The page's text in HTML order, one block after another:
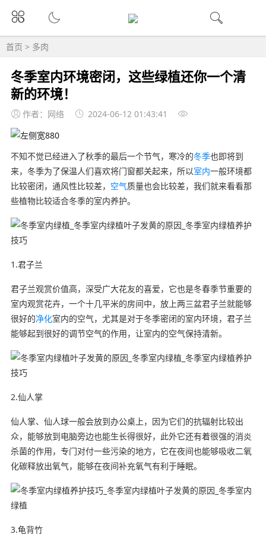
首页 > 多肉
冬季室内环境密闭，这些绿植还你一个清
新的环境！
作者：网络 2024-06-12 01:43:41
不知不觉已经进入了秋季的最后一个节气，寒冷的冬季也即将到
来，冬季为了保温人们喜欢将门窗都关起来，所以室内一般环境都
比较密闭，通风性比较差， 空气质量也会比较差，我们就来看看那
些植物比较适合冬季的室内养护。
1.君子兰
君子兰观赏价值高，深受广大花友的喜爱，它也是冬春季节重要的
室内观赏花卉，一个十几平米的房间中，放上两三盆君子兰就能够
很好的净化室内的空气，尤其是对于冬季密闭的室内环境，君子兰
能够起到很好的调节空气的作用，让室内的空气保持清新。
2.仙人掌
仙人掌、仙人球一般会放到办公桌上，因为它们的抗辐射比较出
众，能够放到电脑旁边也能生长得很好，此外它还有着很强的消炎
杀菌的作用，专门对付一些污染的地方，它在夜间也能够吸收二氧
化碳释放出氧气，能够在夜间补充氧气有利于睡眠。
3.龟背竹